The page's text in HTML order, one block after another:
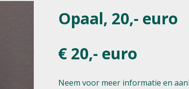
Opaal, 20,- euro
€ 20,- euro
Neem voor meer informatie en